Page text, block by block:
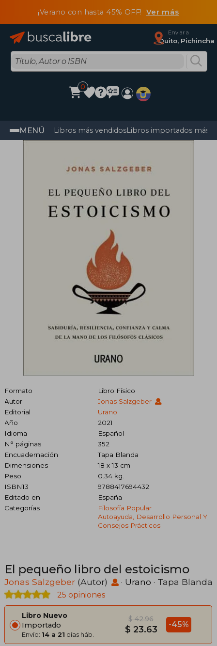
¡Verano con hasta 45% OFF! Ver más
Enviar a
Quito, Pichincha
0
MENÚ Libros más vendidosLibros importados más
Formato
Libro Físico
Autor
Jonas Salzgeber
Editorial
Urano
Año
2021
Idioma
Español
N° páginas
352
Encuadernación
Tapa Blanda
Dimensiones
18 x 13 cm
Peso
0.34 kg.
ISBN13
9788417694432
Editado en
España
Categorías
Filosofía Popular
Autoayuda, Desarrollo Personal Y
Consejos Prácticos
El pequeño libro del estoicismo
Jonas Salzgeber (Autor) · Urano · Tapa Blanda
25 opiniones
Libro Nuevo
Importado
Envío: 14 a 21 días háb.
$ 42.96
$ 23.63 -45%